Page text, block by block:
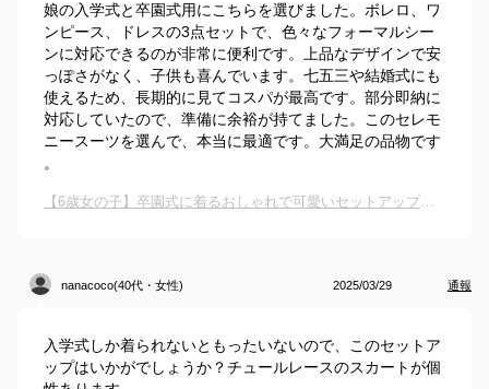
娘の入学式と卒園式用にこちらを選びました。ボレロ、ワ
ンピース、ドレスの3点セットで、色々なフォーマルシー
ンに対応できるのが非常に便利です。上品なデザインで安
っぽさがなく、子供も喜んでいます。七五三や結婚式にも
使えるため、長期的に見てコスパが最高です。部分即納に
対応していたので、準備に余裕が持てました。このセレモ
ニースーツを選んで、本当に最適です。大満足の品物です
。
【6歳女の子】卒園式に着るおしゃれで可愛いセットアップのおすすめは？
nanacoco(40代・女性) 2025/03/29 通報
入学式しか着られないともったいないので、このセットア
ップはいかがでしょうか？チュールレースのスカートが個